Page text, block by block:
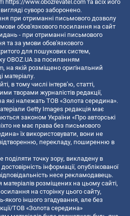
https://www.obozrevatel.com та всіх його
суворо заборонено.
при отриманні письмового дозволу
обов'язкового посилання на сайт
- при отриманні письмового
та за умови обов'язкового
для пошукових систем,
OBOZ.UA за посиланням
, на якій розміщено оригінальний
матеріалу.
в тому числі інтерв’ю, статті,
творами журналістів редакції,
які належать ТОВ «Золота середина».
Getty Images редакція має
законом України «Про авторські
не має права без письмового
їх використовувати, вони не
перекладу, поширенню в
поділяти точку зору, викладену в
інформації, опублікованої
несе рекламодавець.
розміщених на цьому сайті,
на сторінку цього сайту,
якого іншого згадування, але без
ТОВ «Золота середина»